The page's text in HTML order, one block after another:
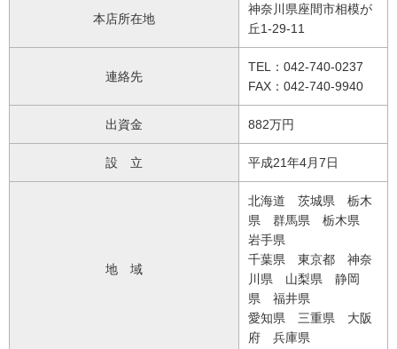
本店所在地
神奈川県座間市相模が
丘1-29-11
連絡先
TEL：042-740-0237
FAX：042-740-9940
出資金 882万円
設 立 平成21年4月7日
地 域
北海道 茨城県 栃木
県 群馬県 栃木県
岩手県
千葉県 東京都 神奈
川県 山梨県 静岡
県 福井県
愛知県 三重県 大阪
府 兵庫県